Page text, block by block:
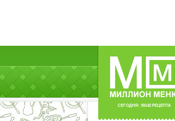
СЕГОДНЯ: 39142 РЕЦЕПТА